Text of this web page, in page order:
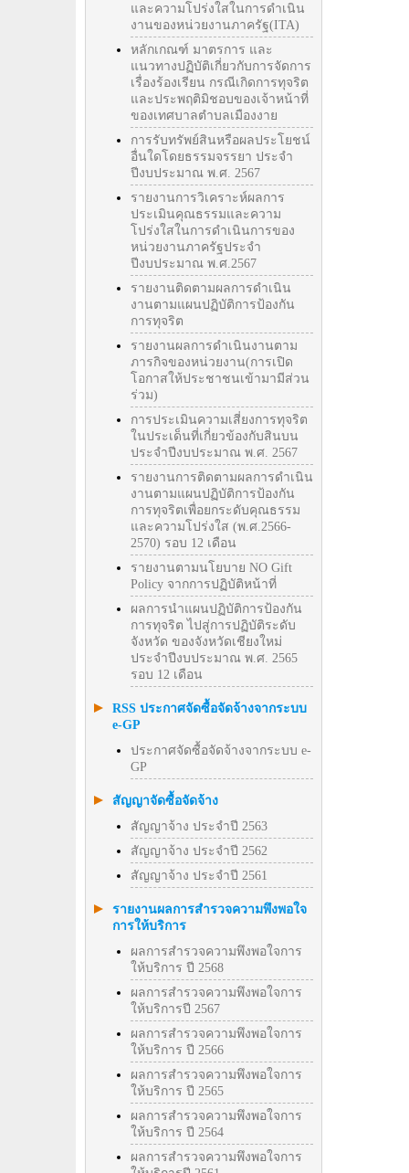
และความโปร่งใสในการดำเนิน
งานของหน่วยงานภาครัฐ(ITA)
หลักเกณฑ์ มาตรการ และ
แนวทางปฏิบัติเกี่ยวกับการจัดการ
เรื่องร้องเรียน กรณีเกิดการทุจริต
และประพฤติมิชอบของเจ้าหน้าที่
ของเทศบาลตำบลเมืองงาย
การรับทรัพย์สินหรือผลประโยชน์
อื่นใดโดยธรรมจรรยา ประจำ
ปีงบประมาณ พ.ศ. 2567
รายงานการวิเคราะห์ผลการ
ประเมินคุณธรรมและความ
โปร่งใสในการดำเนินการของ
หน่วยงานภาครัฐประจำ
ปีงบประมาณ พ.ศ.2567
รายงานติดตามผลการดำเนิน
งานตามแผนปฏิบัติการป้องกัน
การทุจริต
รายงานผลการดำเนินงานตาม
ภารกิจของหน่วยงาน(การเปิด
โอกาสให้ประชาชนเข้ามามีส่วน
ร่วม)
การประเมินความเสี่ยงการทุจริต
ในประเด็นที่เกี่ยวข้องกับสินบน
ประจำปีงบประมาณ พ.ศ. 2567
รายงานการติดตามผลการดำเนิน
งานตามแผนปฏิบัติการป้องกัน
การทุจริตเพื่อยกระดับคุณธรรม
และความโปร่งใส (พ.ศ.2566-
2570) รอบ 12 เดือน
รายงานตามนโยบาย NO Gift
Policy จากการปฏิบัติหน้าที่
ผลการนำแผนปฏิบัติการป้องกัน
การทุจริต ไปสู่การปฏิบัติระดับ
จังหวัด ของจังหวัดเชียงใหม่
ประจำปีงบประมาณ พ.ศ. 2565
รอบ 12 เดือน
RSS ประกาศจัดซื้อจัดจ้างจากระบบ
e-GP
ประกาศจัดซื้อจัดจ้างจากระบบ e-
GP
สัญญาจัดซื้อจัดจ้าง
สัญญาจ้าง ประจำปี 2563
สัญญาจ้าง ประจำปี 2562
สัญญาจ้าง ประจำปี 2561
รายงานผลการสำรวจความพึงพอใจ
การให้บริการ
ผลการสำรวจความพึงพอใจการ
ให้บริการ ปี 2568
ผลการสำรวจความพึงพอใจการ
ให้บริการปี 2567
ผลการสำรวจความพึงพอใจการ
ให้บริการ ปี 2566
ผลการสำรวจความพึงพอใจการ
ให้บริการ ปี 2565
ผลการสำรวจความพึงพอใจการ
ให้บริการ ปี 2564
ผลการสำรวจความพึงพอใจการ